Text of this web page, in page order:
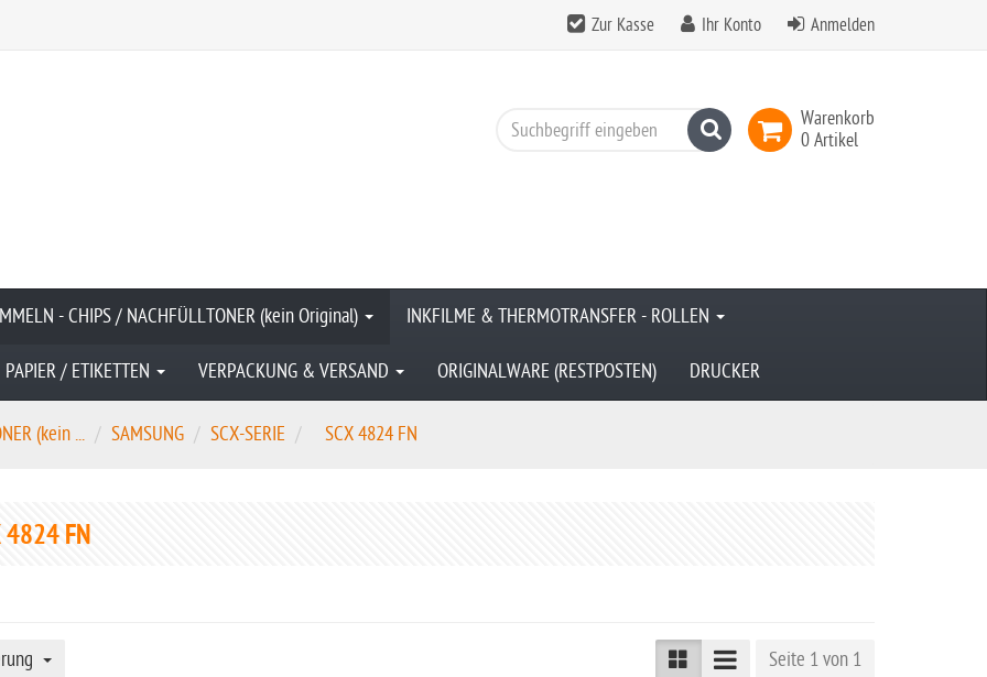
Zur Kasse Ihr Konto Anmelden
Warenkorb
0 Artikel
Suchen
- CHIPS / NACHFÜLLTONER (kein Original) INKFILME & THERMOTRANSFER - ROLLEN
PAPIER / ETIKETTEN VERPACKUNG & VERSAND ORIGINALWARE (RESTPOSTEN) DRUCKER
(kein ... SAMSUNG SCX-SERIE SCX 4824 FN
4824 FN
Seite 1 von 1